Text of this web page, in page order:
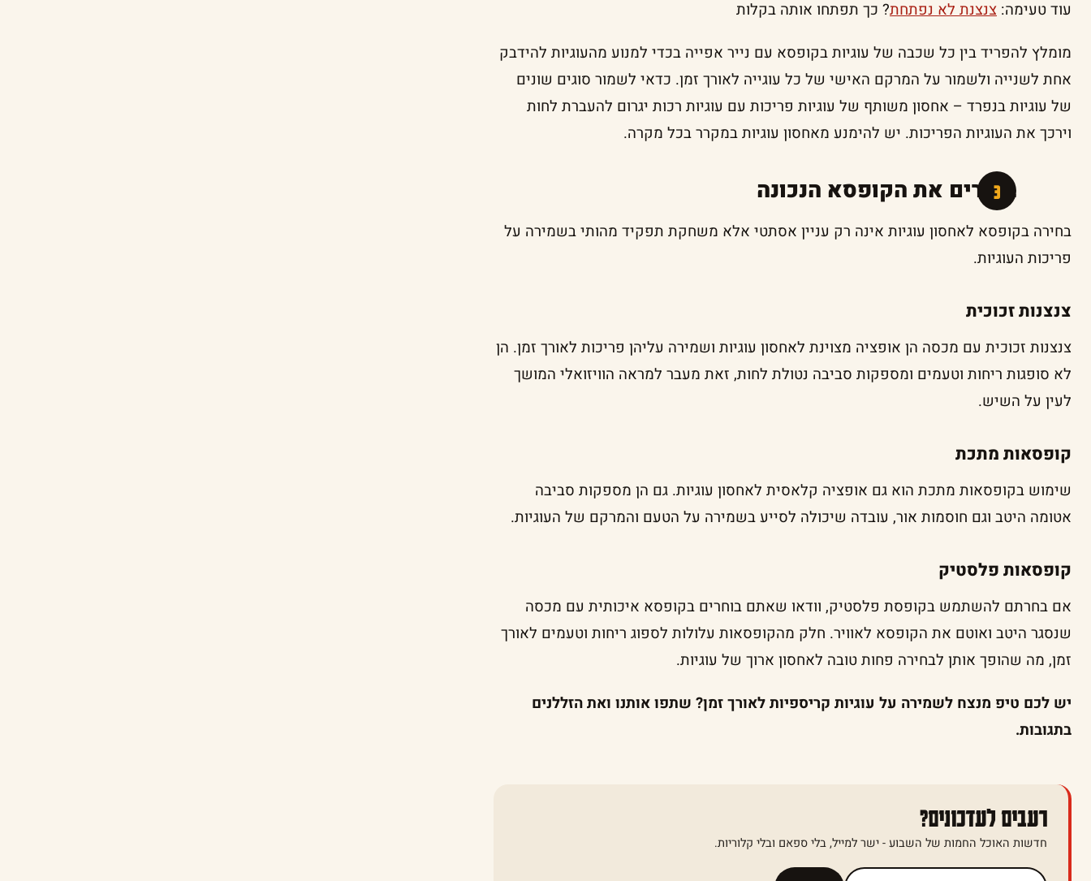
עוד טעימה: צנצנת לא נפתחת? כך תפתחו אותה בקלות
מומלץ להפריד בין כל שכבה של עוגיות בקופסא עם נייר אפייה בכדי למנוע מהעוגיות להידבק
אחת לשנייה ולשמור על המרקם האישי של כל עוגייה לאורך זמן. כדאי לשמור סוגים שונים
של עוגיות בנפרד – אחסון משותף של עוגיות פריכות עם עוגיות רכות יגרום להעברת לחות
וירכך את העוגיות הפריכות. יש להימנע מאחסון עוגיות במקרר בכל מקרה.
בוחרים את הקופסא הנכונה
בחירה בקופסא לאחסון עוגיות אינה רק עניין אסתטי אלא משחקת תפקיד מהותי בשמירה על
פריכות העוגיות.
צנצנות זכוכית
צנצנות זכוכית עם מכסה הן אופציה מצוינת לאחסון עוגיות ושמירה עליהן פריכות לאורך זמן. הן
לא סופגות ריחות וטעמים ומספקות סביבה נטולת לחות, זאת מעבר למראה הוויזואלי המושך
לעין על השיש.
קופסאות מתכת
שימוש בקופסאות מתכת הוא גם אופציה קלאסית לאחסון עוגיות. גם הן מספקות סביבה
אטומה היטב וגם חוסמות אור, עובדה שיכולה לסייע בשמירה על הטעם והמרקם של העוגיות.
קופסאות פלסטיק
אם בחרתם להשתמש בקופסת פלסטיק, וודאו שאתם בוחרים בקופסא איכותית עם מכסה
שנסגר היטב ואוטם את הקופסא לאוויר. חלק מהקופסאות עלולות לספוג ריחות וטעמים לאורך
זמן, מה שהופך אותן לבחירה פחות טובה לאחסון ארוך של עוגיות.
יש לכם טיפ מנצח לשמירה על עוגיות קריספיות לאורך זמן? שתפו אותנו ואת הזללנים
בתגובות.
רעבים לעדכונים?
חדשות האוכל החמות של השבוע - ישר למייל, בלי ספאם ובלי קלוריות.